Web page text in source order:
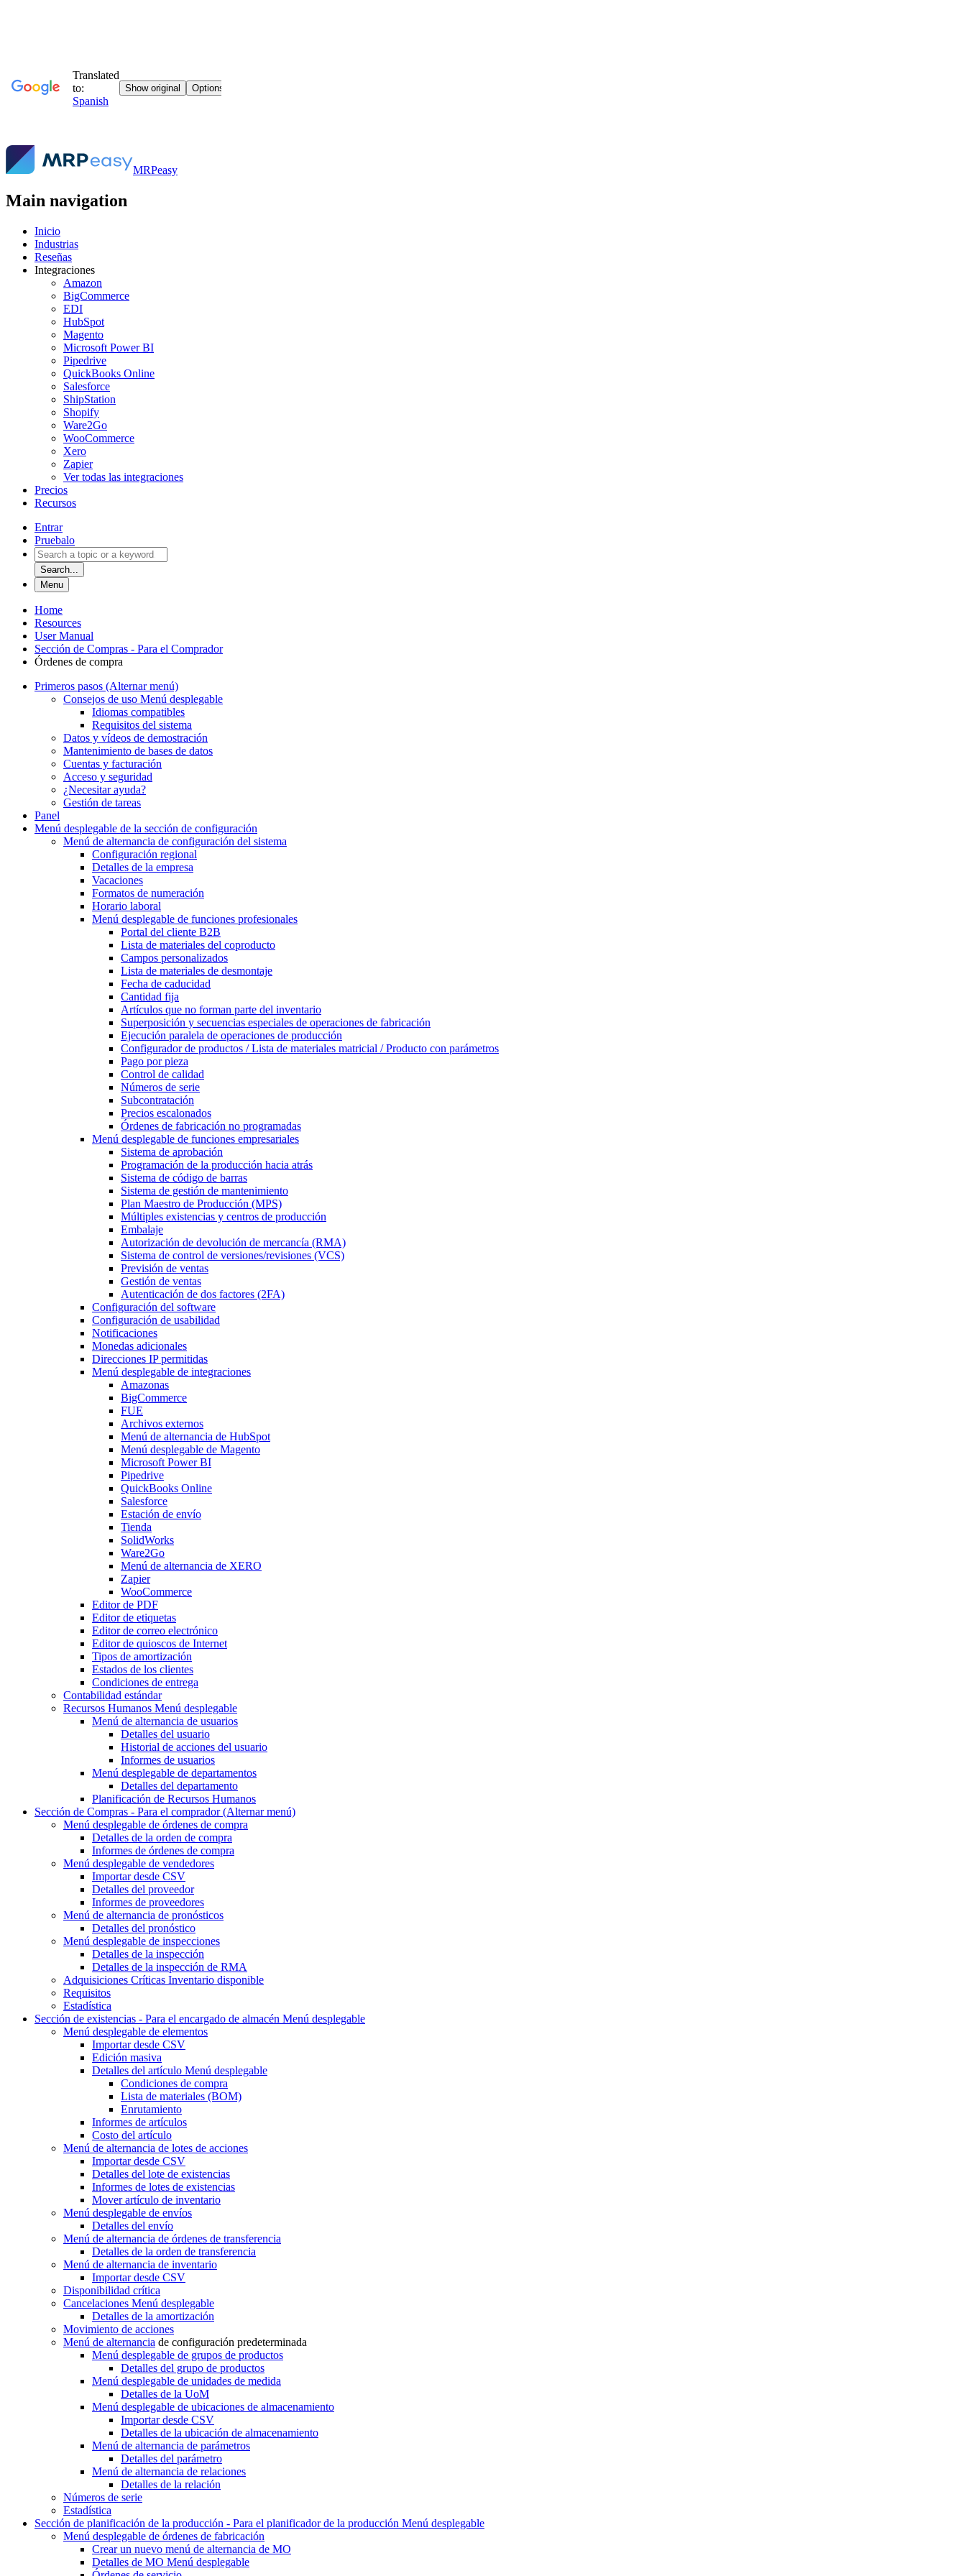
MRPeasy
Main navigation
Inicio
Industrias
Reseñas
Integraciones
Amazon
BigCommerce
EDI
HubSpot
Magento
Microsoft Power BI
Pipedrive
QuickBooks Online
Salesforce
ShipStation
Shopify
Ware2Go
WooCommerce
Xero
Zapier
Ver todas las integraciones
Precios
Recursos
Entrar
Pruebalo
Search...
Menu
Home
Resources
User Manual
Sección de Compras - Para el Comprador
Órdenes de compra
Primeros pasos (Alternar menú)
Consejos de uso Menú desplegable
Idiomas compatibles
Requisitos del sistema
Datos y vídeos de demostración
Mantenimiento de bases de datos
Cuentas y facturación
Acceso y seguridad
¿Necesitar ayuda?
Gestión de tareas
Panel
Menú desplegable de la sección de configuración
Menú de alternancia de configuración del sistema
Configuración regional
Detalles de la empresa
Vacaciones
Formatos de numeración
Horario laboral
Menú desplegable de funciones profesionales
Portal del cliente B2B
Lista de materiales del coproducto
Campos personalizados
Lista de materiales de desmontaje
Fecha de caducidad
Cantidad fija
Artículos que no forman parte del inventario
Superposición y secuencias especiales de operaciones de fabricación
Ejecución paralela de operaciones de producción
Configurador de productos / Lista de materiales matricial / Producto con parámetros
Pago por pieza
Control de calidad
Números de serie
Subcontratación
Precios escalonados
Órdenes de fabricación no programadas
Menú desplegable de funciones empresariales
Sistema de aprobación
Programación de la producción hacia atrás
Sistema de código de barras
Sistema de gestión de mantenimiento
Plan Maestro de Producción (MPS)
Múltiples existencias y centros de producción
Embalaje
Autorización de devolución de mercancía (RMA)
Sistema de control de versiones/revisiones (VCS)
Previsión de ventas
Gestión de ventas
Autenticación de dos factores (2FA)
Configuración del software
Configuración de usabilidad
Notificaciones
Monedas adicionales
Direcciones IP permitidas
Menú desplegable de integraciones
Amazonas
BigCommerce
FUE
Archivos externos
Menú de alternancia de HubSpot
Menú desplegable de Magento
Microsoft Power BI
Pipedrive
QuickBooks Online
Salesforce
Estación de envío
Tienda
SolidWorks
Ware2Go
Menú de alternancia de XERO
Zapier
WooCommerce
Editor de PDF
Editor de etiquetas
Editor de correo electrónico
Editor de quioscos de Internet
Tipos de amortización
Estados de los clientes
Condiciones de entrega
Contabilidad estándar
Recursos Humanos Menú desplegable
Menú de alternancia de usuarios
Detalles del usuario
Historial de acciones del usuario
Informes de usuarios
Menú desplegable de departamentos
Detalles del departamento
Planificación de Recursos Humanos
Sección de Compras - Para el comprador(Alternar menú)
Menú desplegable de órdenes de compra
Detalles de la orden de compra
Informes de órdenes de compra
Menú desplegable de vendedores
Importar desde CSV
Detalles del proveedor
Informes de proveedores
Menú de alternancia de pronósticos
Detalles del pronóstico
Menú desplegable de inspecciones
Detalles de la inspección
Detalles de la inspección de RMA
Adquisiciones Críticas Inventario disponible
Requisitos
Estadística
Sección de existencias - Para el encargado de almacén Menú desplegable
Menú desplegable de elementos
Importar desde CSV
Edición masiva
Detalles del artículo Menú desplegable
Condiciones de compra
Lista de materiales (BOM)
Enrutamiento
Informes de artículos
Costo del artículo
Menú de alternancia de lotes de acciones
Importar desde CSV
Detalles del lote de existencias
Informes de lotes de existencias
Mover artículo de inventario
Menú desplegable de envíos
Detalles del envío
Menú de alternancia de órdenes de transferencia
Detalles de la orden de transferencia
Menú de alternancia de inventario
Importar desde CSV
Disponibilidad crítica
Cancelaciones Menú desplegable
Detalles de la amortización
Movimiento de acciones
Menú de alternancia de configuración predeterminada
Menú desplegable de grupos de productos
Detalles del grupo de productos
Menú desplegable de unidades de medida
Detalles de la UoM
Menú desplegable de ubicaciones de almacenamiento
Importar desde CSV
Detalles de la ubicación de almacenamiento
Menú de alternancia de parámetros
Detalles del parámetro
Menú de alternancia de relaciones
Detalles de la relación
Números de serie
Estadística
Sección de planificación de la producción - Para el planificador de la producción Menú desplegable
Menú desplegable de órdenes de fabricación
Crear un nuevo menú de alternancia de MO
Detalles de MO Menú desplegable